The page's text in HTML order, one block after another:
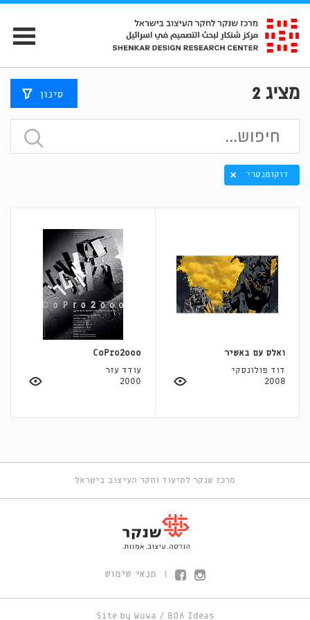
מציג 2 סינון
דוקומנטרי
ואלס עם באשיר
דוד פולונסקי
2008
CoPro2ooo
עודד עזר
2000
מרכז שנקר לתיעוד וחקר העיצוב בישראל
תנאי שימוש
Site by Wuwa / BOA Ideas